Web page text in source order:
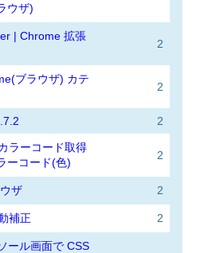
ウザ)
| Chrome 拡張
2
ブラウザ) カテ
2
2
ラーコード取得
ーコード(色)
2
ザ 2
補正 2
ール画面で CSS